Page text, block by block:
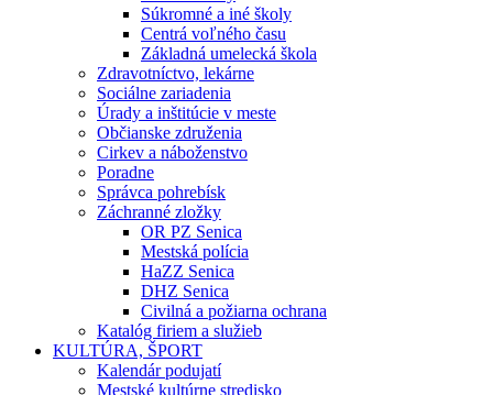
Súkromné a iné školy
Centrá voľného času
Základná umelecká škola
Zdravotníctvo, lekárne
Sociálne zariadenia
Úrady a inštitúcie v meste
Občianske združenia
Cirkev a náboženstvo
Poradne
Správca pohrebísk
Záchranné zložky
OR PZ Senica
Mestská polícia
HaZZ Senica
DHZ Senica
Civilná a požiarna ochrana
Katalóg firiem a služieb
KULTÚRA, ŠPORT
Kalendár podujatí
Mestské kultúrne stredisko